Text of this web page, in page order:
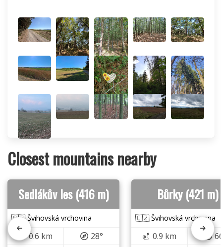
Closest mountains nearby
Sedlákův les (416 m)
🇨🇿 Švihovská vrchovina
0.6 km
28°
Bůrky (421 m)
🇨🇿 Švihovská vrchovina
0.9 km